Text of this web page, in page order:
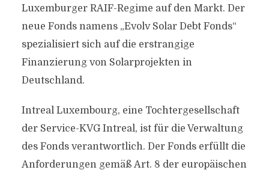
Luxemburger RAIF-Regime auf den Markt. Der
neue Fonds namens „Evolv Solar Debt Fonds“
spezialisiert sich auf die erstrangige
Finanzierung von Solarprojekten in
Deutschland.
Intreal Luxembourg, eine Tochtergesellschaft
der Service-KVG Intreal, ist für die Verwaltung
des Fonds verantwortlich. Der Fonds erfüllt die
Anforderungen gemäß Art. 8 der europäischen